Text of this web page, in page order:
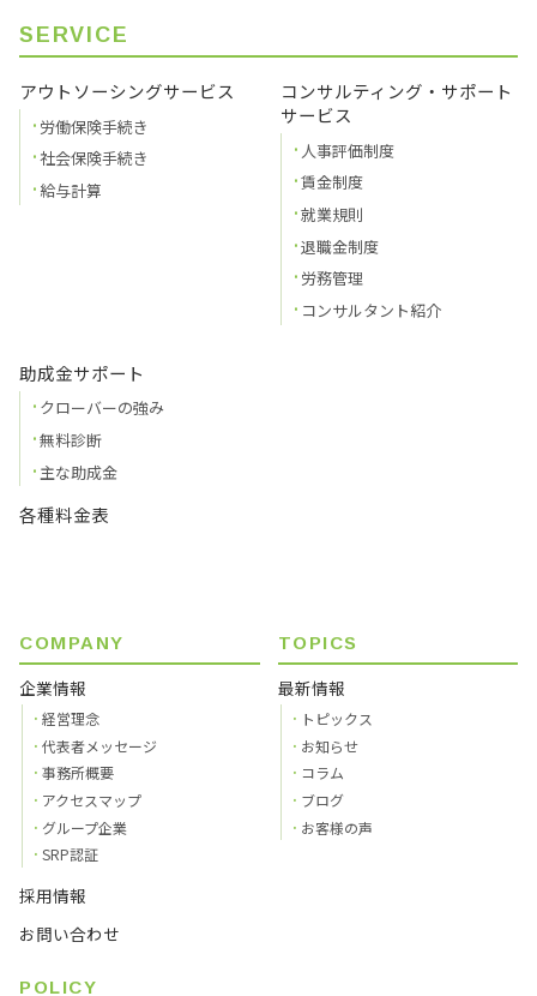
SERVICE
アウトソーシングサービス
労働保険手続き
社会保険手続き
給与計算
コンサルティング・サポート
サービス
人事評価制度
賃金制度
就業規則
退職金制度
労務管理
コンサルタント紹介
助成金サポート
クローバーの強み
無料診断
主な助成金
各種料金表
COMPANY
企業情報
経営理念
代表者メッセージ
事務所概要
アクセスマップ
グループ企業
SRP認証
採用情報
お問い合わせ
TOPICS
最新情報
トピックス
お知らせ
コラム
ブログ
お客様の声
POLICY